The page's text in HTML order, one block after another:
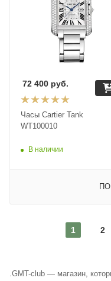
Часы Cartier Tank
WT100010
В наличии
72 400 руб.
1 2
GMT-club — магазин,